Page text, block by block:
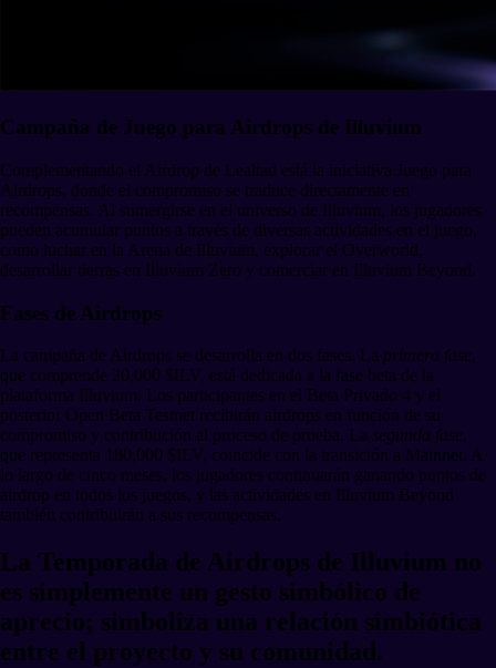
Campaña de Juego para Airdrops de Illuvium
Complementando el Airdrop de Lealtad está la iniciativa Juego para
Airdrops, donde el compromiso se traduce directamente en
recompensas. Al sumergirse en el universo de Illuvium, los jugadores
pueden acumular puntos a través de diversas actividades en el juego,
como luchar en la Arena de Illuvium, explorar el Overworld,
desarrollar tierras en Illuvium Zero y comerciar en Illuvium Beyond.
Fases de Airdrops
La campaña de Airdrops se desarrolla en dos fases. La primera fase,
que comprende 20,000 $ILV, está dedicada a la fase beta de la
plataforma Illuvium. Los participantes en el Beta Privado 4 y el
posterior Open Beta Testnet recibirán airdrops en función de su
compromiso y contribución al proceso de prueba. La segunda fase,
que representa 180,000 $ILV, coincide con la transición a Mainnet. A
lo largo de cinco meses, los jugadores continuarán ganando puntos de
airdrop en todos los juegos, y las actividades en Illuvium Beyond
también contribuirán a sus recompensas.
La Temporada de Airdrops de Illuvium no
es simplemente un gesto simbólico de
aprecio; simboliza una relación simbiótica
entre el proyecto y su comunidad.